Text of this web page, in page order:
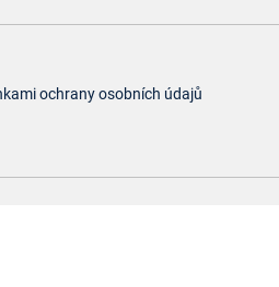
ochrany osobních údajů